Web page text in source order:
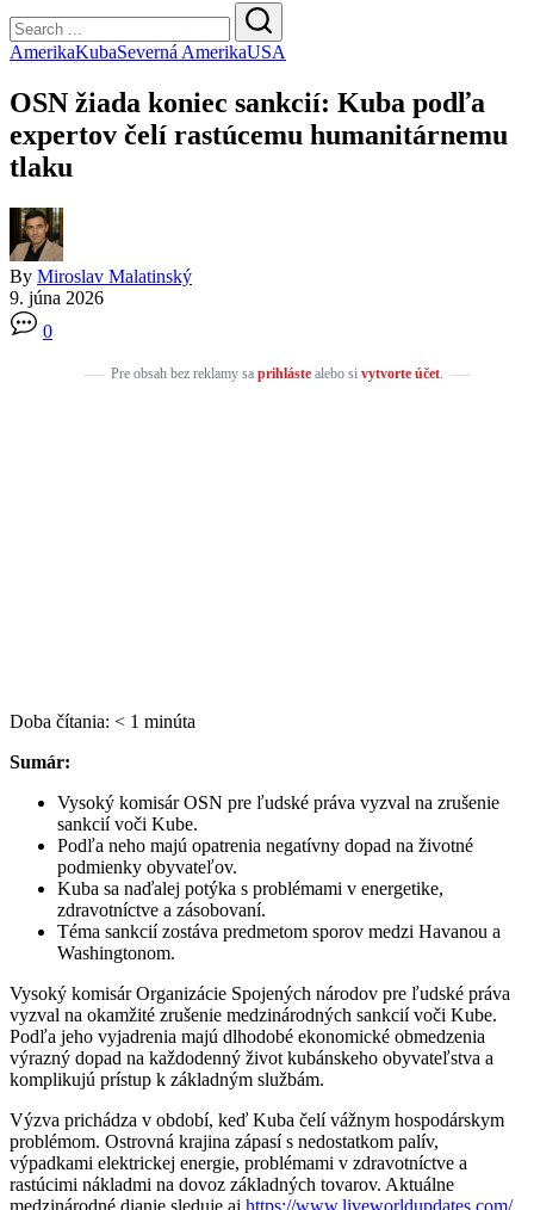
Search
Search
AmerikaKubaSeverná AmerikaUSA
OSN žiada koniec sankcií: Kuba podľa
expertov čelí rastúcemu humanitárnemu
tlaku
By Miroslav Malatinský
9. júna 2026
0
Pre obsah bez reklamy sa prihlástealebo si vytvorte účet.
Doba čítania: < 1 minúta
Sumár:
Vysoký komisár OSN pre ľudské práva vyzval na zrušenie
sankcií voči Kube.
Podľa neho majú opatrenia negatívny dopad na životné
podmienky obyvateľov.
Kuba sa naďalej potýka s problémami v energetike,
zdravotníctve a zásobovaní.
Téma sankcií zostáva predmetom sporov medzi Havanou a
Washingtonom.
Vysoký komisár Organizácie Spojených národov pre ľudské práva
vyzval na okamžité zrušenie medzinárodných sankcií voči Kube.
Podľa jeho vyjadrenia majú dlhodobé ekonomické obmedzenia
výrazný dopad na každodenný život kubánskeho obyvateľstva a
komplikujú prístup k základným službám.
Výzva prichádza v období, keď Kuba čelí vážnym hospodárskym
problémom. Ostrovná krajina zápasí s nedostatkom palív,
výpadkami elektrickej energie, problémami v zdravotníctve a
rastúcimi nákladmi na dovoz základných tovarov. Aktuálne
medzinárodné dianie sleduje aj https://www.liveworldupdates.com/.